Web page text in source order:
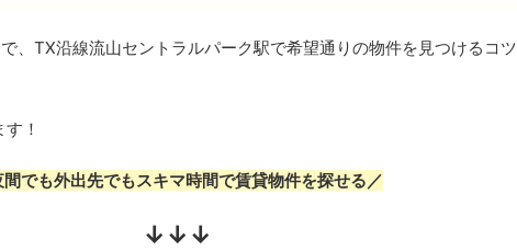
、TX沿線流山セントラルパーク駅で希望通りの物件を見つけるコツ
！
間でも外出先でもスキマ時間で賃貸物件を探せる／
↓↓↓